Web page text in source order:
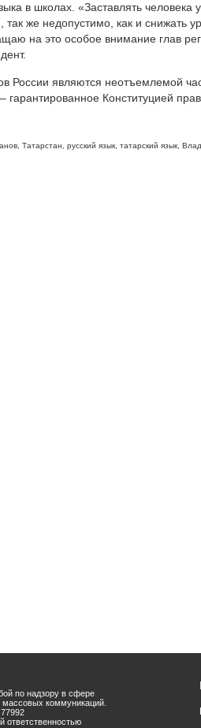
в школах. «Заставлять человека
же недопустимо, как и снижать
на это особое внимание глав
России являются неотъемлемой
гарантированное Конституцией
Татарстан русский язык татарский язык
по надзору в сфере
коммуникаций.
ответственностью